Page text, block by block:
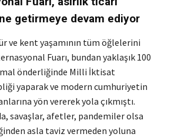
getirmeye devam ediyor
ve kent yaşamının tüm öğlelerini
Fuarı, bundan yaklaşık 100
önderliğinde Milli İktisat
yaparak ve modern cumhuriyetin
yön vererek yola çıkmıştı.
savaşlar, afetler, pandemiler olsa
asla taviz vermeden yoluna